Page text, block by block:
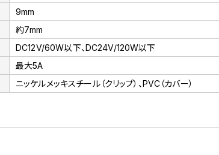
9mm
約7mm
DC12V/60W以下、DC24V/120W以下
最大5A
ニッケルメッキスチール（クリップ）、PVC（カバー）